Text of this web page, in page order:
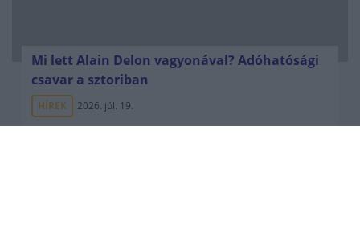
Mi lett Alain Delon vagyonával? Adóhatósági
csavar a sztoriban
HÍREK 2026. júl. 19.